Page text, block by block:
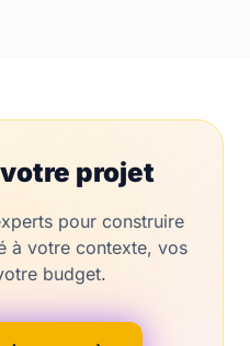
projet
pour construire
à votre contexte, vos
budget.